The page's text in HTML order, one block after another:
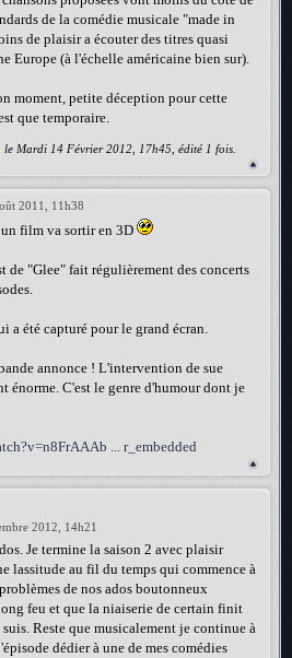
de la comédie musicale "made in
de plaisir a écouter des titres quasi
Europe (à l'échelle américaine bien sur).
moment, petite déception pour cette
que temporaire.
le Mardi 14 Février 2012, 17h45, édité 1 fois.
2011, 11h38
film va sortir en 3D
de "Glee" fait régulièrement des concerts
a été capturé pour le grand écran.
annonce ! L'intervention de sue
énorme. C'est le genre d'humour dont je
... r_embedded
2012, 14h21
Je termine la saison 2 avec plaisir
lassitude au fil du temps qui commence à
de nos ados boutonneux
feu et que la niaiserie de certain finit
Reste que musicalement je continue à
dédier à une de mes comédies